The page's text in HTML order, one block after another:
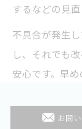
するなどの見直
不具合が発生
し、それでも
安心です。早
トの削減につ
お問